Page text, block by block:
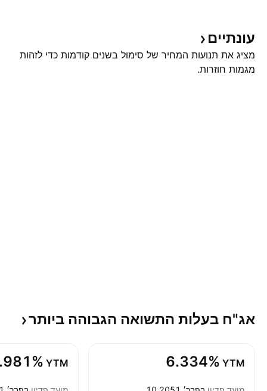
עונתיים
מציג את תנועות המחיר של סימול בשנים קודמות כדי לזהות
מגמות חוזרות.
אג"ח בעלות התשואה הגבוהה ביותר
6.334% YTM
YTM